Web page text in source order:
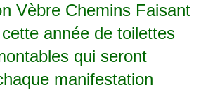
Vèbre Chemins Faisant
cette année de toilettes
qui seront
manifestation